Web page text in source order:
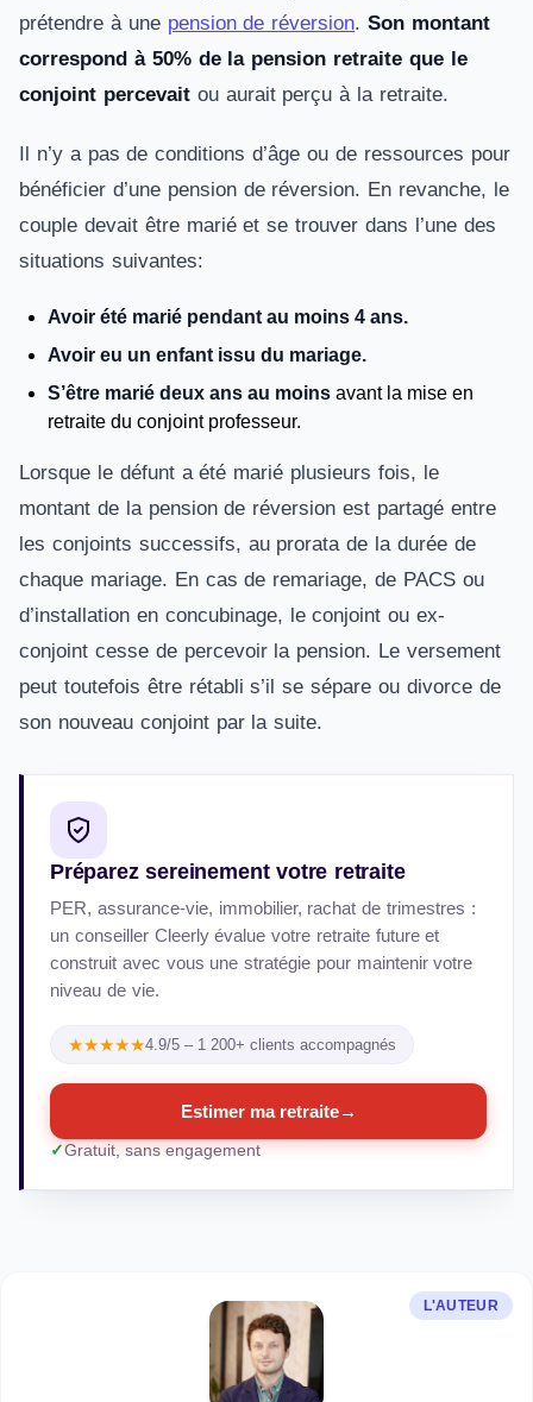
prétendre à une pension de réversion. Son montant
correspond à 50% de la pension retraite que le
conjoint percevait ou aurait perçu à la retraite.
Il n’y a pas de conditions d’âge ou de ressources pour
bénéficier d’une pension de réversion. En revanche, le
couple devait être marié et se trouver dans l’une des
situations suivantes:
Avoir été marié pendant au moins 4 ans.
Avoir eu un enfant issu du mariage.
S’être marié deux ans au moins avant la mise en
retraite du conjoint professeur.
Lorsque le défunt a été marié plusieurs fois, le
montant de la pension de réversion est partagé entre
les conjoints successifs, au prorata de la durée de
chaque mariage. En cas de remariage, de PACS ou
d’installation en concubinage, le conjoint ou ex-
conjoint cesse de percevoir la pension. Le versement
peut toutefois être rétabli s’il se sépare ou divorce de
son nouveau conjoint par la suite.
Préparez sereinement votre retraite
PER, assurance-vie, immobilier, rachat de trimestres :
un conseiller Cleerly évalue votre retraite future et
construit avec vous une stratégie pour maintenir votre
niveau de vie.
★★★★★4.9/5 – 1 200+ clients accompagnés
Estimer ma retraite→
Gratuit, sans engagement
L'AUTEUR